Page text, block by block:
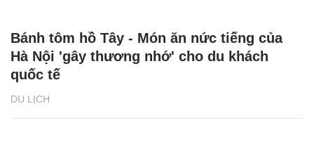
DU LỊCH
Bánh tôm hồ Tây - Món ăn nức tiếng của
Hà Nội 'gây thương nhớ' cho du khách
quốc tế